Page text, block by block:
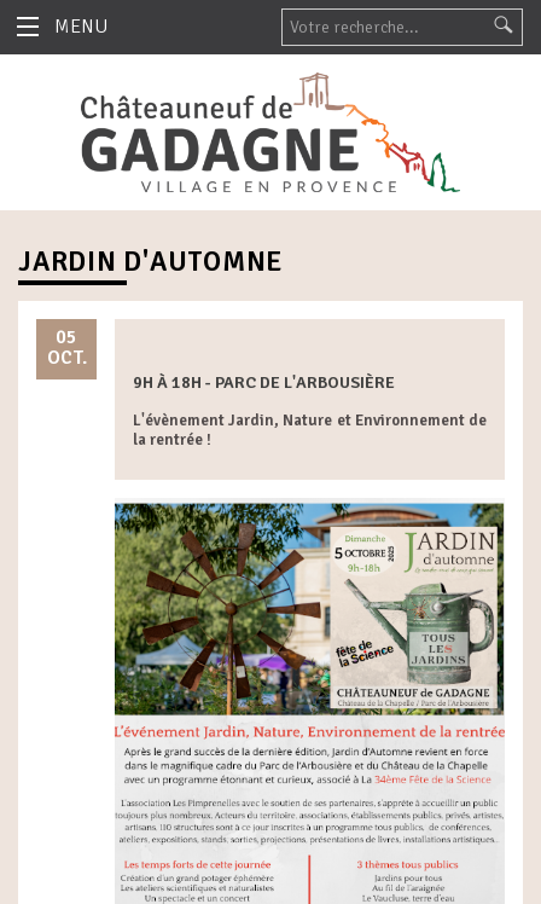
MENU
JARDIN D'AUTOMNE
05
OCT.
9H À 18H - PARC DE L'ARBOUSIÈRE
L'évènement Jardin, Nature et Environnement de
la rentrée !